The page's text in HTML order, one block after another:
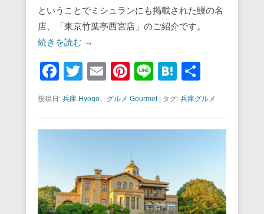
ということでミシュランにも掲載された鰻の名
店、「東京竹葉亭西宮店」のご紹介です。
続きを読む →
F
a
c
e
o
k
T
tt
er
E
m
ail
Pi
e
st
Li
e
H
at
e
n
有
投稿日: 兵庫 Hyogo グルメ Gourmet| タグ: 兵庫グルメ